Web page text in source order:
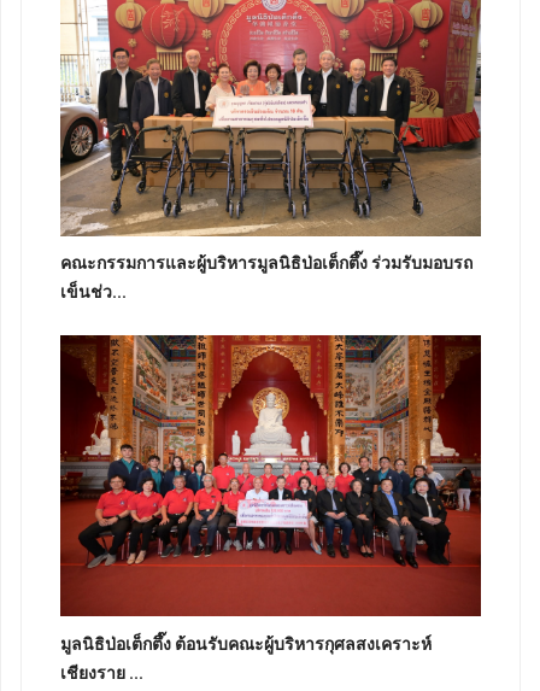
คณะกรรมการและผู้บริหารมูลนิธิป่อเต็กตึ๊ง ร่วมรับมอบรถ
เข็นช่ว...
มูลนิธิป่อเต็กตึ๊ง ต้อนรับคณะผู้บริหารกุศลสงเคราะห์
เชียงราย ...